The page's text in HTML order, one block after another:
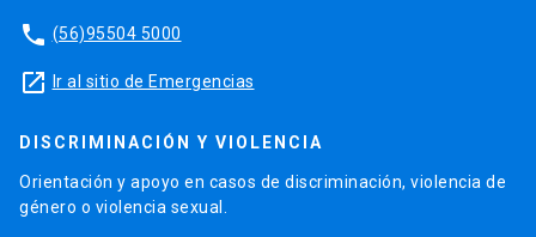
phone (56)95504 5000
launch Ir al sitio de Emergencias
DISCRIMINACIÓN Y VIOLENCIA
Orientación y apoyo en casos de discriminación, violencia de
género o violencia sexual.